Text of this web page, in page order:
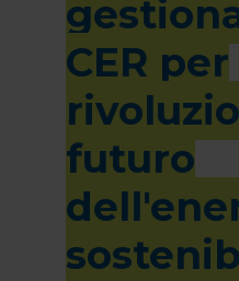
CER per
futuro